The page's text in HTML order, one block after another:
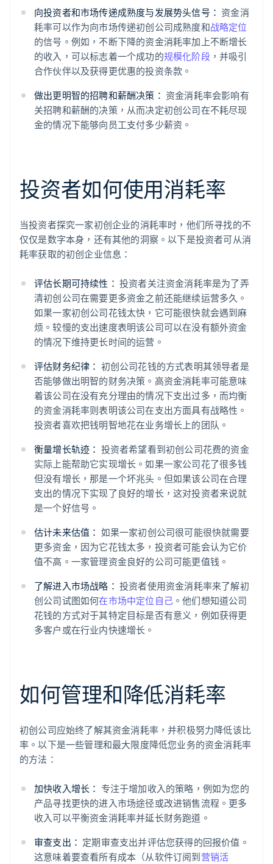
向投资者和市场传递成熟度与发展势头信号： 资金消
耗率可以作为向市场传递初创公司成熟度和战略定位
的信号。例如，不断下降的资金消耗率加上不断增长
的收入，可以标志着一个成功的规模化阶段，并吸引
合作伙伴以及获得更优惠的投资条款。
做出更明智的招聘和薪酬决策： 资金消耗率会影响有
关招聘和薪酬的决策，从而决定初创公司在不耗尽现
金的情况下能够向员工支付多少薪资。
投资者如何使用消耗率
当投资者探究一家初创企业的消耗率时，他们所寻找的不
仅仅是数字本身，还有其他的洞察。以下是投资者可从消
耗率获取的初创企业信息：
评估长期可持续性： 投资者关注资金消耗率是为了弄
清初创公司在需要更多资金之前还能继续运营多久。
如果一家初创公司花钱太快，它可能很快就会遇到麻
烦。较慢的支出速度表明该公司可以在没有额外资金
的情况下维持更长时间的运营。
评估财务纪律： 初创公司花钱的方式表明其领导者是
否能够做出明智的财务决策。高资金消耗率可能意味
着该公司在没有充分理由的情况下支出过多，而均衡
的资金消耗率则表明该公司在支出方面具有战略性。
投资者喜欢把钱明智地花在业务增长上的团队。
衡量增长轨迹： 投资者希望看到初创公司花费的资金
实际上能帮助它实现增长。如果一家公司花了很多钱
但没有增长，那是一个坏兆头。但如果该公司在合理
支出的情况下实现了良好的增长，这对投资者来说就
是一个好信号。
估计未来估值： 如果一家初创公司很可能很快就需要
更多资金，因为它花钱太多，投资者可能会认为它价
值不高。一家管理资金良好的公司可能更值钱。
了解进入市场战略： 投资者使用资金消耗率来了解初
创公司试图如何在市场中定位自己 。他们想知道公司
花钱的方式对于其特定目标是否有意义，例如获得更
多客户或在行业内快速增长。
如何管理和降低消耗率
初创公司应始终了解其资金消耗率，并积极努力降低该比
率。以下是一些管理和最大限度降低您业务的资金消耗率
的方法：
加快收入增长： 专注于增加收入的策略，例如为您的
产品寻找更快的进入市场途径或改进销售流程。更多
收入可以平衡资金消耗率并延长财务跑道。
审查支出： 定期审查支出并评估您获得的回报价值。
这意味着要查看所有成本（从软件订阅到营销活